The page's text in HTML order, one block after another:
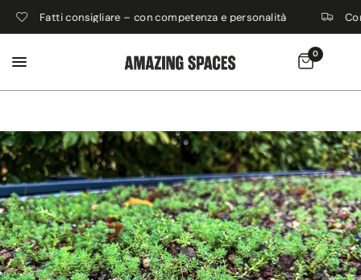
Fatti consigliare – con competenza e personalità
0